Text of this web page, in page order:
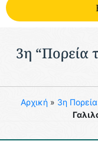
3η “Πορεία
Aρχική» 3η